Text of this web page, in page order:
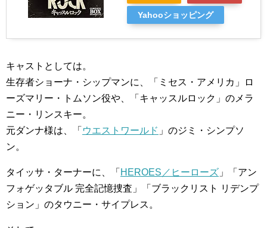
Yahooショッピング
キャストとしては。
生存者ショーナ・シップマンに、「ミセス・アメリカ」ロ
ーズマリー・トムソン役や、「キャッスルロック」のメラ
ニー・リンスキー。
元ダンナ様は、「 ウエストワールド 」のジミ・シンプソ
ン。
タイッサ・ターナーに、「 HEROES／ヒーローズ 」「アン
フォゲッタブル 完全記憶捜査」「ブラックリスト リデンプ
ション」のタウニー・サイプレス。